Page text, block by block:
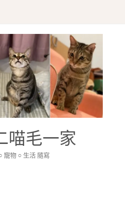
喵毛一家
寵物 ○ 生活 隨寫